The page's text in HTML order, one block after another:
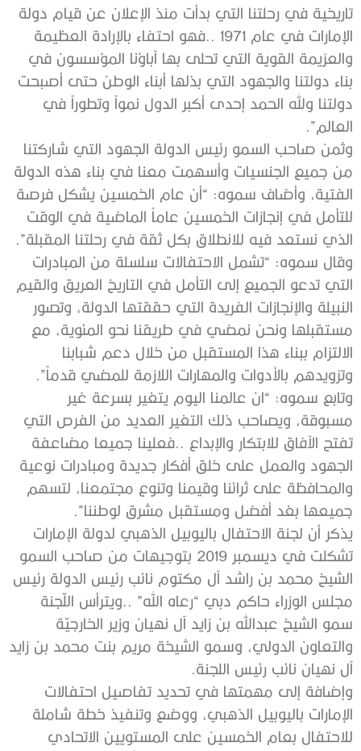
تاريخية في رحلتنا التي بدأت منذ الإعلان عن قيام دولة
الإمارات في عام 1971 ..فهو احتفاء بالإرادة العظيمة
والعزيمة القوية التي تحلى بها آباؤنا المؤسسون في
بناء دولتنا والجهود التي بذلها أبناء الوطن حتى أصبحت
دولتنا ولله الحمد إحدى أكبر الدول نمواً وتطوراً في
العالم”.
وثمن صاحب السمو رئيس الدولة الجهود التي شاركتنا
من جميع الجنسيات وأسهمت معنا في بناء هذه الدولة
الفتية، وأضاف سموه: “أن عام الخمسين يشكل فرصة
للتأمل في إنجازات الخمسين عاماً الماضية في الوقت
الذي نستعد فيه للانطلاق بكل ثقة في رحلتنا المقبلة”.
وقال سموه: “تشمل الاحتفالات سلسلة من المبادرات
التي تدعو الجميع إلى التأمل في التاريخ العريق والقيم
النبيلة والإنجازات الفريدة التي حققتها الدولة، وتصور
مستقبلها ونحن نمضي في طريقنا نحو المئوية، مع
الالتزام ببناء هذا المستقبل من خلال دعم شبابنا
وتزويدهم بالأدوات والمهارات اللازمة للمضي قدماً”.
وتابع سموه: “ان عالمنا اليوم يتغير بسرعة غير
مسبوقة، ويصاحب ذلك التغير العديد من الفرص التي
تفتح الآفاق للابتكار والإبداع ..فعلينا جميعا مضاعفة
الجهود والعمل على خلق أفكار جديدة ومبادرات نوعية
والمحافظة على ثرائنا وقيمنا وتنوع مجتمعنا، لتسهم
جميعها بغد أفضل ومستقبل مشرق لوطننا”.
يذكر أن لجنة الاحتفال باليوبيل الذهبي لدولة الإمارات
تشكلت في ديسمبر 2019 بتوجيهات من صاحب السمو
الشيخ محمد بن راشد آل مكتوم نائب رئيس الدولة رئيس
مجلس الوزراء حاكم دبي “رعاه الله” ..ويترأس اللّجنة
سمو الشيخ عبدالله بن زايد آل نهيان وزير الخارجيّة
والتعاون الدولي، وسمو الشيخة مريم بنت محمد بن زايد
آل نهيان نائب رئيس اللجنة.
وإضافة إلى مهمتها في تحديد تفاصيل احتفالات
الإمارات باليوبيل الذهبي، ووضع وتنفيذ خطة شاملة
للاحتفال بعام الخمسين على المستويين الاتحادي